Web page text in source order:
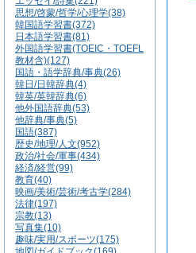
思想/啓蒙/哲学/心理学(38)
韓国語学習書(372)
日本語学習書(81)
外国語学習書(TOEIC・TOEFL
教材含)(127)
国語・語学辞典/事典(26)
韓日/日韓辞典(4)
韓英/英韓辞典(6)
他外国語辞典(53)
他辞典/事典(5)
国語(387)
歴史/地理/人文(952)
政治/社会/軍事(434)
経済/経営(99)
教育(40)
映画/美術/芸術/考古学(284)
法律(197)
宗教(13)
写真集(10)
趣味/実用/スポーツ(175)